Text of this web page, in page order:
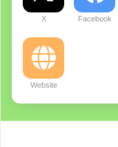
X Facebook
Website